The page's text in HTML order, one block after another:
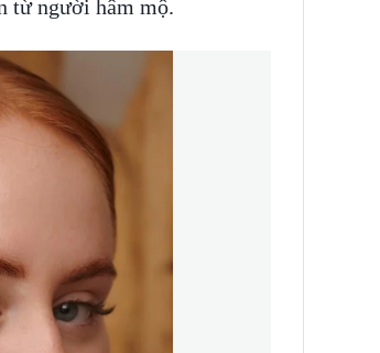
từ người hâm mộ.